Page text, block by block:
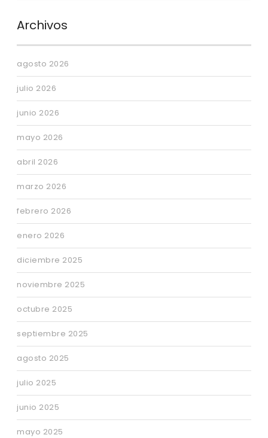
Archivos
agosto 2026
julio 2026
junio 2026
mayo 2026
abril 2026
marzo 2026
febrero 2026
enero 2026
diciembre 2025
noviembre 2025
octubre 2025
septiembre 2025
agosto 2025
julio 2025
junio 2025
mayo 2025